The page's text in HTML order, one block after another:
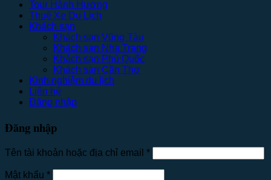
Tour Hành Hương
Thuê Xe Du Lịch
Khách sạn
Khách sạn Vũng Tàu
Khách sạn Nha Trang
Khách sạn Phú Quốc
Khách sạn Cần Thơ
Kinh nghiệm du lịch
Liên hệ
Đăng nhập
Đăng nhập
Tên tài khoản hoặc địa chỉ email *
Mật khẩu *